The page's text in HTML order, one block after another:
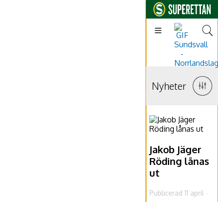
Nyheter
Jakob Jäger
Röding lånas
ut
Publicerad 11 april